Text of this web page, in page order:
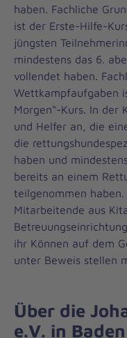
haben. Fachliche
ist der Erste-Hilfe-
jüngsten
mindestens das 6.
vollendet haben.
Wettkampfaufgaben
Morgen“-Kurs. In der
und Helfer an, die
die
haben und
bereits an einem
teilgenommen
Mitarbeitende aus
ihr Können auf dem
unter Beweis stellen
Über die
e.V. in